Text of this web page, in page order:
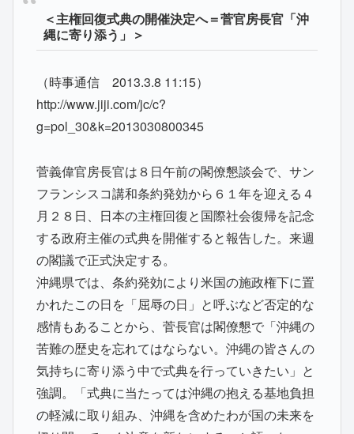
＜主権回復式典の開催決定へ＝菅官房長官「沖
縄に寄り添う」＞
（時事通信 2013.3.8 11:15）
http://www.jiji.com/jc/c?
g=pol_30&k=2013030800345
菅義偉官房長官は８日午前の閣僚懇談会で、サン
フランシスコ講和条約発効から６１年を迎える４
月２８日、日本の主権回復と国際社会復帰を記念
する政府主催の式典を開催すると報告した。来週
の閣議で正式決定する。
沖縄県では、条約発効により米国の施政権下に置
かれたこの日を「屈辱の日」と呼ぶなど否定的な
感情もあることから、菅長官は閣僚懇で「沖縄の
苦難の歴史を忘れてはならない。沖縄の皆さんの
気持ちに寄り添う中で式典を行っていきたい」と
強調。「式典に当たっては沖縄の抱える基地負担
の軽減に取り組み、沖縄を含めたわが国の未来を